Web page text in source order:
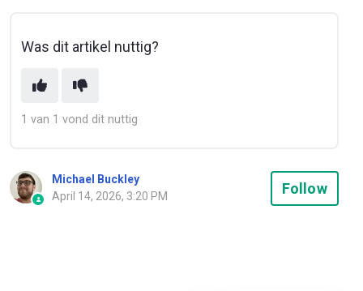
Was dit artikel nuttig?
1 van 1 vond dit nuttig
Michael Buckley
April 14, 2026, 3:20 PM
Follow